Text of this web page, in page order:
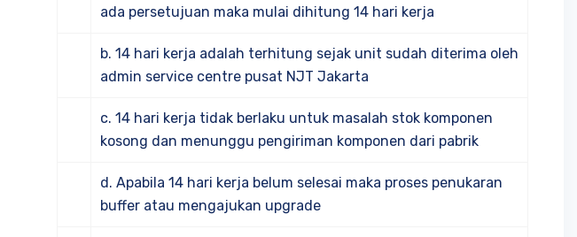
ada persetujuan maka mulai dihitung 14 hari kerja
b. 14 hari kerja adalah terhitung sejak unit sudah diterima oleh
admin service centre pusat NJT Jakarta
c. 14 hari kerja tidak berlaku untuk masalah stok komponen
kosong dan menunggu pengiriman komponen dari pabrik
d. Apabila 14 hari kerja belum selesai maka proses penukaran
buffer atau mengajukan upgrade